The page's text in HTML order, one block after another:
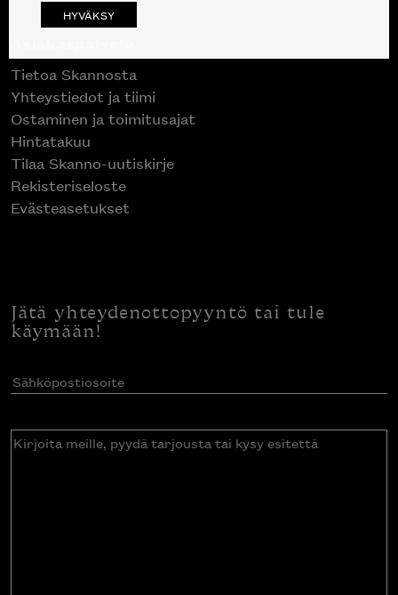
Tietoa Skannosta
Yhteystiedot ja tiimi
Ostaminen ja toimitusajat
Hintatakuu
Tilaa Skanno-uutiskirje
Rekisteriseloste
Evästeasetukset
Jätä yhteydenottopyyntö tai tule
käymään!
Sähköpostiosoite(Pakollinen)
Kirjoita
HYVÄKSY